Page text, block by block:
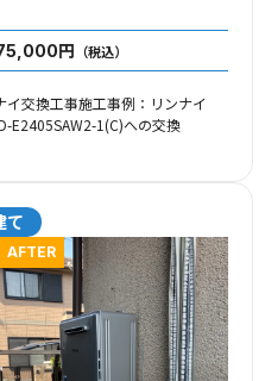
円 （税込）
交換工事施工事例：リンナイ
E2405SAW2-1(C)への交換
て
AFTER